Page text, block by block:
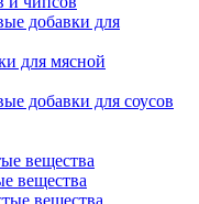
добавки для
для мясной
добавки для соусов
вещества
вещества
вещества